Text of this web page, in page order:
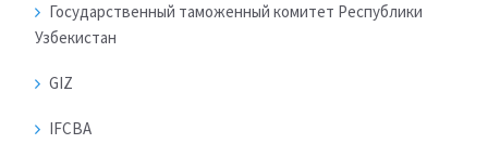
Государственный таможенный комитет Республики
Узбекистан
GIZ
IFCBA